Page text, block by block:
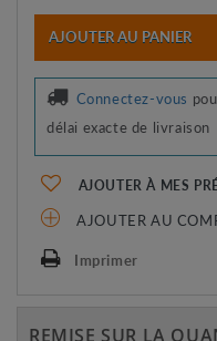
AJOUTER AU PANIER
Connectez-vous
délai exacte de livraison
AJOUTER À MES
AJOUTER AU
Imprimer
REMISE SUR LA